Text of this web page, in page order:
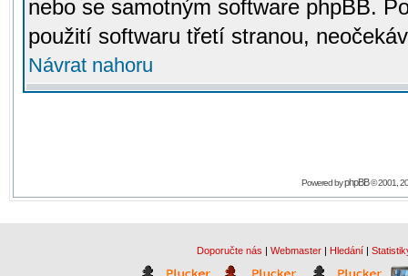
nebo se samotným software phpBB.
použití softwaru třetí stranou,
Návrat nahoru
Powered byphpBB© 2001,
Doporučte nás | Webmaster | Hledání |